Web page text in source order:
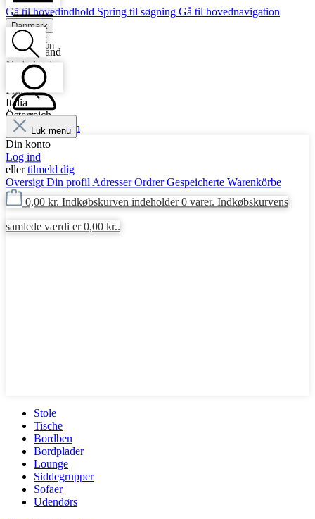
Gå til hovedindhold Spring til søgning Gå til hovednavigation
Danmark
Danmark
Deutschland
Nederlande
Polska
France
Italia
Österreich
Navigation
Suche
Mein Konto
Luk menu
Din konto
Log ind
ellertilmeld dig
Oversigt Din profil AdresserOrdrerGespeicherte Warenkörbe
0,00 kr. Indkøbskurven indeholder 0 varer. Indkøbskurvens
samlede værdi er 0,00 kr..
Stole
Tische
Bordben
Bordplader
Lounge
Siddegrupper
Sofaer
Udendørs